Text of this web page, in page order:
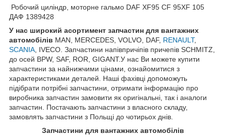
Робочий циліндр, моторне гальмо DAF XF95 CF 95XF 105
ДАФ 1389428
У нас широкий асортимент запчастин для вантажних
автомобілів MAN, MERCEDES, VOLVO, DAF, RENAULT,
SCANIA , IVECO. Запчастини напівпричіпів причепів SCHMITZ,
до осей BPW, SAF, ROR, GIGANT.У нас Ви можете купити
запчастини за найнижчими цінами, ознайомитися з
характеристиками деталей. Наші фахівці допоможуть
підібрати потрібні запчастини, отримати інформацію про
виробника запчастин замовити як оригінальні, так і аналоги
запчастин. Постачають запчастини з власного складу,
замовлять запчастини з Польщі до чотирьох днів.
Запчастини для вантажних автомобілів